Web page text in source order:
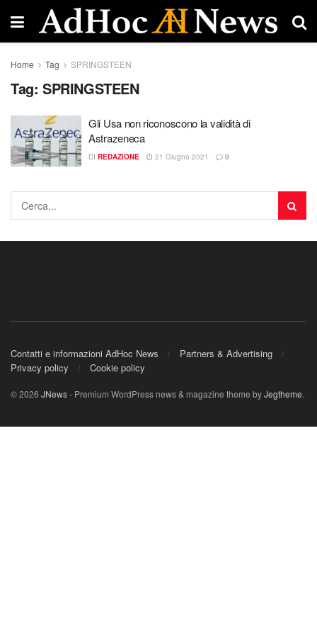
Home Tag SPRINGSTEEN
Tag: SPRINGSTEEN
Gli Usa non riconoscono la validità di
Astrazeneca
DI REDAZIONE 21 Giugno 2021 0
Contatti e informazioni AdHoc News
Partners & Advertising
Privacy policy
Cookie policy
© 2026 JNews- Premium WordPress news & magazine theme byJegtheme.